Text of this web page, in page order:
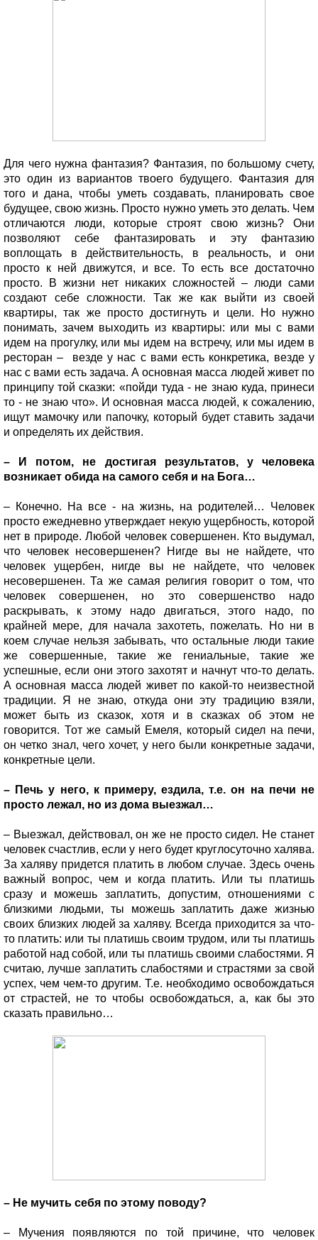
Для чего нужна фантазия? Фантазия, по большому счету,
это один из вариантов твоего будущего. Фантазия для
того и дана, чтобы уметь создавать, планировать свое
будущее, свою жизнь. Просто нужно уметь это делать. Чем
отличаются люди, которые строят свою жизнь? Они
позволяют себе фантазировать и эту фантазию
воплощать в действительность, в реальность, и они
просто к ней движутся, и все. То есть все достаточно
просто. В жизни нет никаких сложностей – люди сами
создают себе сложности. Так же как выйти из своей
квартиры, так же просто достигнуть и цели. Но нужно
понимать, зачем выходить из квартиры: или мы с вами
идем на прогулку, или мы идем на встречу, или мы идем в
ресторан – везде у нас с вами есть конкретика, везде у
нас с вами есть задача. А основная масса людей живет по
принципу той сказки: «пойди туда - не знаю куда, принеси
то - не знаю что». И основная масса людей, к сожалению,
ищут мамочку или папочку, который будет ставить задачи
и определять их действия.
– И потом, не достигая результатов, у человека
возникает обида на самого себя и на Бога…
– Конечно. На все - на жизнь, на родителей… Человек
просто ежедневно утверждает некую ущербность, которой
нет в природе. Любой человек совершенен. Кто выдумал,
что человек несовершенен? Нигде вы не найдете, что
человек ущербен, нигде вы не найдете, что человек
несовершенен. Та же самая религия говорит о том, что
человек совершенен, но это совершенство надо
раскрывать, к этому надо двигаться, этого надо, по
крайней мере, для начала захотеть, пожелать. Но ни в
коем случае нельзя забывать, что остальные люди такие
же совершенные, такие же гениальные, такие же
успешные, если они этого захотят и начнут что-то делать.
А основная масса людей живет по какой-то неизвестной
традиции. Я не знаю, откуда они эту традицию взяли,
может быть из сказок, хотя и в сказках об этом не
говорится. Тот же самый Емеля, который сидел на печи,
он четко знал, чего хочет, у него были конкретные задачи,
конкретные цели.
– Печь у него, к примеру, ездила, т.е. он на печи не
просто лежал, но из дома выезжал…
– Выезжал, действовал, он же не просто сидел. Не станет
человек счастлив, если у него будет круглосуточно халява.
За халяву придется платить в любом случае. Здесь очень
важный вопрос, чем и когда платить. Или ты платишь
сразу и можешь заплатить, допустим, отношениями с
близкими людьми, ты можешь заплатить даже жизнью
своих близких людей за халяву. Всегда приходится за что-
то платить: или ты платишь своим трудом, или ты платишь
работой над собой, или ты платишь своими слабостями. Я
считаю, лучше заплатить слабостями и страстями за свой
успех, чем чем-то другим. Т.е. необходимо освобождаться
от страстей, не то чтобы освобождаться, а, как бы это
сказать правильно…
– Не мучить себя по этому поводу?
– Мучения появляются по той причине, что человек